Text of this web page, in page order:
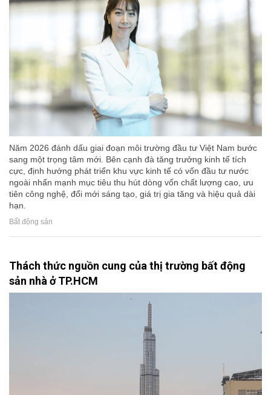
Năm 2026 đánh dấu giai đoạn môi trường đầu tư Việt Nam bước
sang một trọng tâm mới. Bên cạnh đà tăng trưởng kinh tế tích
cực, định hướng phát triển khu vực kinh tế có vốn đầu tư nước
ngoài nhấn mạnh mục tiêu thu hút dòng vốn chất lượng cao, ưu
tiên công nghệ, đổi mới sáng tạo, giá trị gia tăng và hiệu quả dài
hạn.
Bất động sản
Thách thức nguồn cung của thị trường bất động
sản nhà ở TP.HCM